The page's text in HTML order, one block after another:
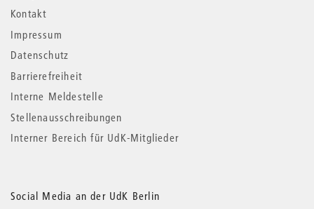
Kontakt
Impressum
Datenschutz
Barrierefreiheit
Interne Meldestelle
Stellenausschreibungen
Interner Bereich für UdK-Mitglieder
Social Media an der UdK Berlin